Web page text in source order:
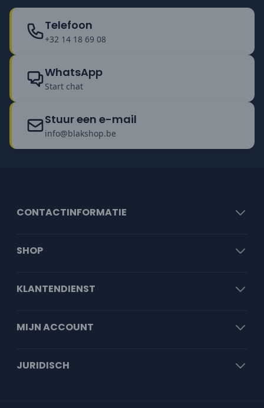
Telefoon
+32 14 18 69 08
WhatsApp
Start chat
Stuur een e-mail
info@blakshop.be
CONTACTINFORMATIE
SHOP
KLANTENDIENST
MIJN ACCOUNT
JURIDISCH